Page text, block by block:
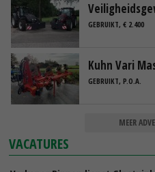
GEBRUIKT, € 2.400
Kuhn Vari
GEBRUIKT, P.O.A.
MEER
VACATURES